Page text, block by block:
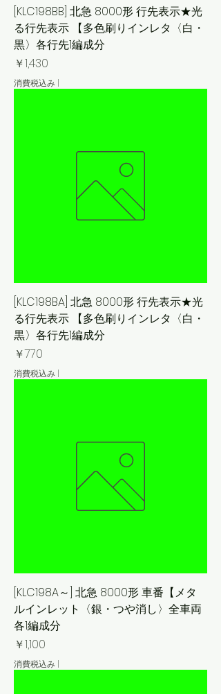
[KLC198BB] 北急 8000形 行先表示★光
る行先表示 【多色刷りインレタ〈白・
黒〉各行先1編成分
価格
￥1,430
消費税込み |
[KLC198BA] 北急 8000形 行先表示★光
る行先表示 【多色刷りインレタ〈白・
黒〉各行先1編成分
価格
￥770
消費税込み |
[KLC198A～] 北急 8000形 車番【メタ
ルインレット〈銀・つや消し〉全車両
各1編成分
価格
￥1,100
消費税込み |